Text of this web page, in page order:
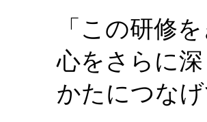
「この研修
心をさらに
かたにつな